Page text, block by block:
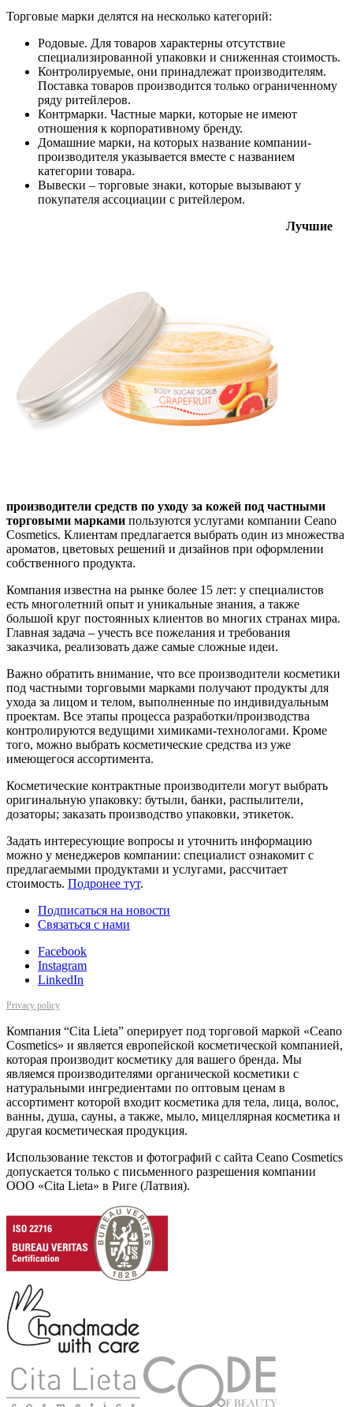
Торговые марки делятся на несколько категорий:
Родовые. Для товаров характерны отсутствие
специализированной упаковки и сниженная стоимость.
Контролируемые, они принадлежат производителям.
Поставка товаров производится только ограниченному
ряду ритейлеров.
Контрмарки. Частные марки, которые не имеют
отношения к корпоративному бренду.
Домашние марки, на которых название компании-
производителя указывается вместе с названием
категории товара.
Вывески – торговые знаки, которые вызывают у
покупателя ассоциации с ритейлером.
Лучшие
производители средств по уходу за кожей под частными
торговыми марками пользуются услугами компании Ceano
Cosmetics. Клиентам предлагается выбрать один из множества
ароматов, цветовых решений и дизайнов при оформлении
собственного продукта.
Компания известна на рынке более 15 лет: у специалистов
есть многолетний опыт и уникальные знания, а также
большой круг постоянных клиентов во многих странах мира.
Главная задача – учесть все пожелания и требования
заказчика, реализовать даже самые сложные идеи.
Важно обратить внимание, что все производители косметики
под частными торговыми марками получают продукты для
ухода за лицом и телом, выполненные по индивидуальным
проектам. Все этапы процесса разработки/производства
контролируются ведущими химиками-технологами. Кроме
того, можно выбрать косметические средства из уже
имеющегося ассортимента.
Косметические контрактные производители могут выбрать
оригинальную упаковку: бутыли, банки, распылители,
дозаторы; заказать производство упаковки, этикеток.
Задать интересующие вопросы и уточнить информацию
можно у менеджеров компании: специалист ознакомит с
предлагаемыми продуктами и услугами, рассчитает
стоимость. Подронее тут.
Подписаться на новости
Cвязаться с нами
Facebook
Instagram
LinkedIn
Privacy policy
Компания “Cita Lieta” оперирует под торговой маркой «Ceano
Cosmetics» и является европейской косметической компанией,
которая производит косметику для вашего бренда. Мы
являемся производителями органической косметики с
натуральными ингредиентами по оптовым ценам в
ассортимент которой входит косметика для тела, лица, волос,
ванны, душа, сауны, а также, мыло, мицеллярная косметика и
другая косметическая продукция.
Использование текстов и фотографий с сайта Ceano Cosmetics
допускается только с письменного разрешения компании
ООО «Cita Lieta» в Риге (Латвия).